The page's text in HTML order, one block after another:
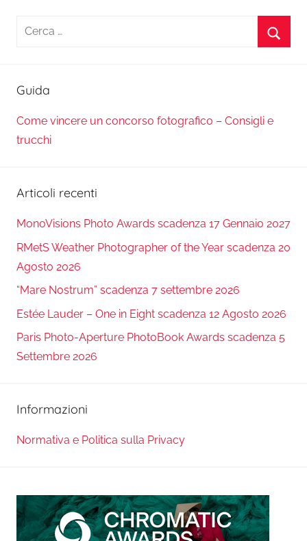
Ricerca
Guida
Come vincere un concorso fotografico – Consigli e
trucchi
Articoli recenti
MonoVisions Photo Awards scadenza 17 Gennaio 2027
RMetS Weather Photographer of the Year scadenza 20
Agosto 2026
“Mare Nostrum” scadenza 7 settembre 2026
Estée Lauder – One in Eight scadenza 12 Agosto 2026
Paris Photo-Aperture PhotoBook Awards scadenza 5
Settembre 2026
Informazioni
Normativa e Politica sulla Privacy